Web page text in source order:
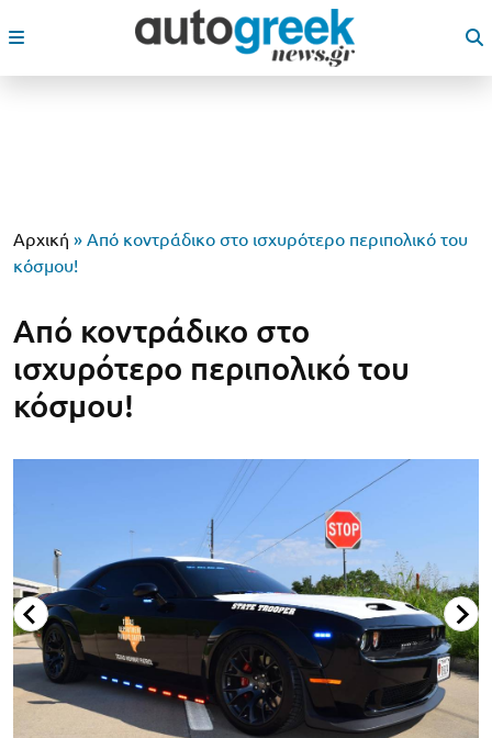
Αρχική » Από κοντράδικο στο ισχυρότερο περιπολικό του
κόσμου!
Από κοντράδικο στο
ισχυρότερο περιπολικό του
κόσμου!